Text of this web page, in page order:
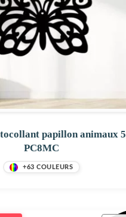
papillon animaux 5
PC8MC
+63 COULEURS